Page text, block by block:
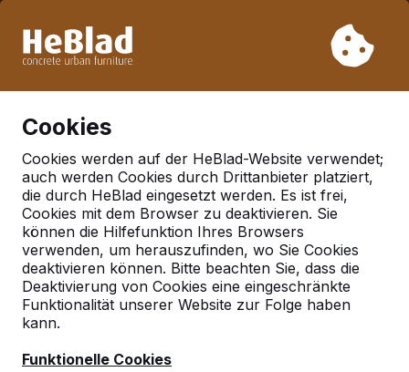
Woche 33 nicht. Bitte berücksichtigen Sie daher längere
Cookies
Cookies werden auf der HeBlad-Website verwendet;
auch werden Cookies durch Drittanbieter platziert,
die durch HeBlad eingesetzt werden. Es ist frei,
Cookies mit dem Browser zu deaktivieren. Sie
können die Hilfefunktion Ihres Browsers
verwenden, um herauszufinden, wo Sie Cookies
deaktivieren können. Bitte beachten Sie, dass die
Deaktivierung von Cookies eine eingeschränkte
Funktionalität unserer Website zur Folge haben
kann.
Funktionelle Cookies
Deutschland
Referenties in:Metzingen